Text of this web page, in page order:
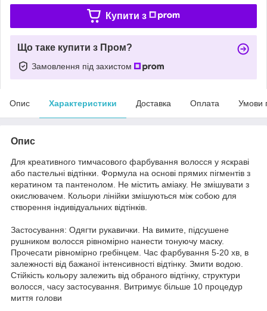
Купити з
Що таке купити з Пром?
Замовлення під захистом
Опис Характеристики Доставка Оплата Умови
Опис
Для креативного тимчасового фарбування волосся у яскраві
або пастельні відтінки. Формула на основі прямих пігментів з
кератином та пантенолом. Не містить аміаку. Не змішувати з
окислювачем. Кольори лінійки змішуються між собою для
створення індивідуальних відтінків.
Застосування: Одягти рукавички. На вимите, підсушене
рушником волосся рівномірно нанести тонуючу маску.
Прочесати рівномірно гребінцем. Час фарбування 5-20 хв, в
залежності від бажаної інтенсивності відтінку. Змити водою.
Стійкість кольору залежить від обраного відтінку, структури
волосся, часу застосування. Витримує більше 10 процедур
миття голови